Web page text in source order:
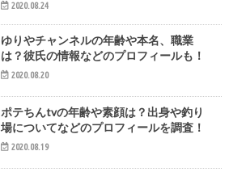
2020.08.24
ゆりやチャンネルの年齢や本名、職業
は？彼氏の情報などのプロフィールも！
2020.08.20
ポテちんtvの年齢や素顔は？出身や釣り
場についてなどのプロフィールを調査！
2020.08.19